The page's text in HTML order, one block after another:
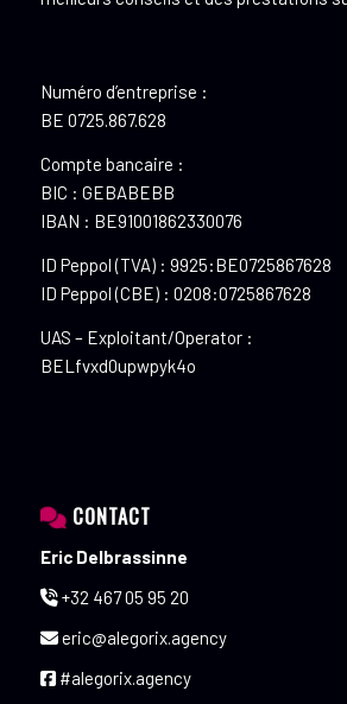
Numéro d’entreprise :
BE 0725.867.628
Compte bancaire :
BIC : GEBABEBB
IBAN : BE91001862330076
ID Peppol (TVA) : 9925:BE0725867628
ID Peppol (CBE) : 0208:0725867628
UAS – Exploitant/Operator :
BELfvxd0upwpyk4o
CONTACT
Eric Delbrassinne
+32 467 05 95 20
eric@alegorix.agency
#alegorix.agency